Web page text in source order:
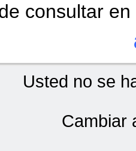
consultar
Usted no se
Cambiar